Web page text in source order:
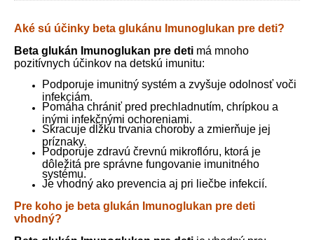
Aké sú účinky beta glukánu Imunoglukan pre deti?
Beta glukán Imunoglukan pre deti má mnoho
pozitívnych účinkov na detskú imunitu:
Podporuje imunitný systém a zvyšuje odolnosť voči
infekciám.
Pomáha chrániť pred prechladnutím, chrípkou a
inými infekčnými ochoreniami.
Skracuje dĺžku trvania choroby a zmierňuje jej
príznaky.
Podporuje zdravú črevnú mikroflóru, ktorá je
dôležitá pre správne fungovanie imunitného
systému.
Je vhodný ako prevencia aj pri liečbe infekcií.
Pre koho je beta glukán Imunoglukan pre deti
vhodný?